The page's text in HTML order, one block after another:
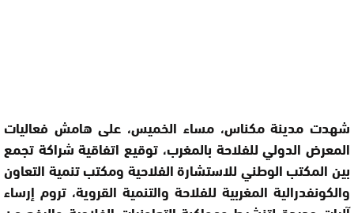
شهدت مدينة مكناس، مساء الخميس، على هامش فعاليات
المعرض الدولي للفلاحة بالمغرب، توقيع اتفاقية شراكة تجمع
بين المكتب الوطني للاستشارة الفلاحية ومكتب تنمية التعاون
والكونفدرالية المغربية للفلاحة والتنمية القروية، تروم إرساء